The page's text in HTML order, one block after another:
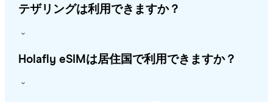
テザリングは利用できますか？
Holafly eSIMは居住国で利用できますか？